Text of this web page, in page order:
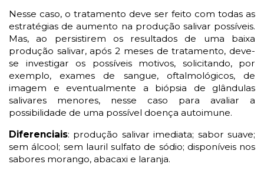
Nesse caso, o tratamento deve ser feito com todas as
estratégias de aumento na produção salivar possíveis.
Mas, ao persistirem os resultados de uma baixa
produção salivar, após 2 meses de tratamento, deve-
se investigar os possíveis motivos, solicitando, por
exemplo, exames de sangue, oftalmológicos, de
imagem e eventualmente a biópsia de glândulas
salivares menores, nesse caso para avaliar a
possibilidade de uma possível doença autoimune.
Diferenciais: produção salivar imediata; sabor suave;
sem álcool; sem lauril sulfato de sódio; disponíveis nos
sabores morango, abacaxi e laranja.